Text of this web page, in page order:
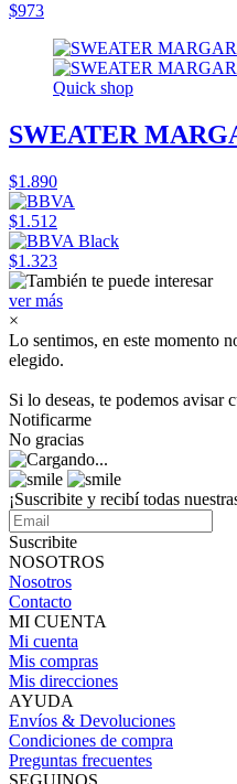
$973
Quick shop
SWEATER
$1.890
$1.512
$1.323
ver más
×
Lo sentimos, en este momento
elegido.
Si lo deseas, te podemos avisar
Notificarme
No gracias
¡Suscribite y recibí todas
Suscribite
NOSOTROS
Nosotros
Contacto
MI CUENTA
Mi cuenta
Mis compras
Mis direcciones
AYUDA
Envíos & Devoluciones
Condiciones de compra
Preguntas frecuentes
SEGUINOS